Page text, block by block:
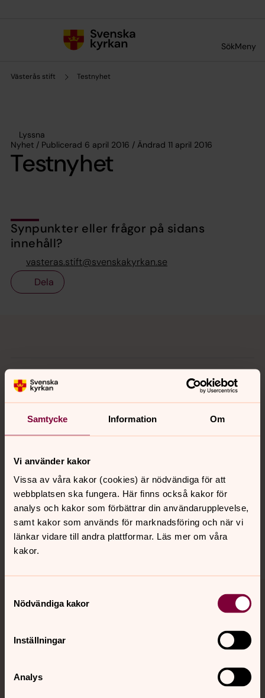
Samtycke Information Om
Vi använder kakor
Vissa av våra kakor (cookies) är nödvändiga för att
webbplatsen ska fungera. Här finns också kakor för
analys och kakor som förbättrar din användarupplevelse,
samt kakor som används för marknadsföring och när vi
länkar vidare till andra plattformar. Läs mer om våra
kakor.
Nödvändiga kakor
Inställningar
Analys
SökMeny
Västerås stift Testnyhet
Lyssna
Nyhet / Publicerad 6 april 2016 / Ändrad 11 april 2016
Testnyhet
Synpunkter eller frågor på sidans
innehåll?
vasteras.stift@svenskakyrkan.se
Dela
Kontakt
Kalender
Hitta snabbt
Sociala kanaler
Jourhavande präst
Akut samtals- och krisstöd. Prata eller chatta anonymt
med en präst på kvällar och nätter.
Chatt